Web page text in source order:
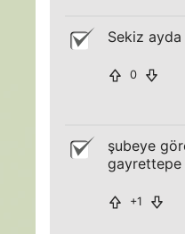
Sekiz
0
şubeye
gayrettepe
+1